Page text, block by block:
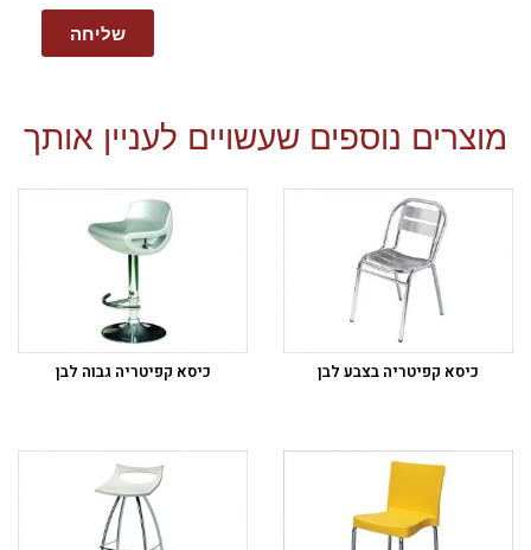
שליחה
מוצרים נוספים שעשויים לעניין אותך
כיסא קפיטריה בצבע לבן כיסא קפיטריה גבוה לבן